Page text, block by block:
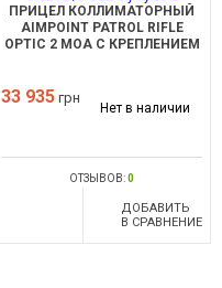
ПРИЦЕЛ КОЛЛИМАТОРНЫЙ
AIMPOINT PATROL RIFLE
OPTIC 2 МОА С КРЕПЛЕНИЕМ
33 935 грн
Нет в наличии
ОТЗЫВОВ:0
ДОБАВИТЬ
В СРАВНЕНИЕ